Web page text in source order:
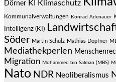
Dörner KI Klimaschutz
Kommunalverwaltungen Konrad Adenauer
Intelligenz (KI)
Söder Martin Schulz Mathias Döpfner
Mediathekperlen
Migration Mohammed bin Salman (MBS)
Nato NDR Neoliberalismus